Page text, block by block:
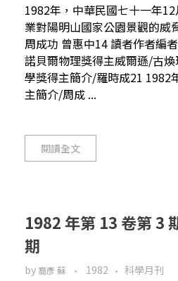
1982年，中華民國七十一年
業對陽明山國家公園景觀的威
周成功 曾惠中14 讀者作者編
諾貝爾物理獎得主威爾遜/古
學獎得主簡介/羅時成21 1982
主簡介/周成 ...
閱讀全文
1982 年第 13 卷第 3
期
by 裔彥 蘇 1982 科學月刊